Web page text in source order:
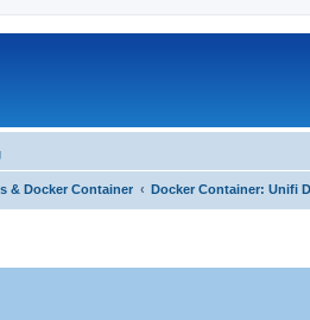
& Docker Container Docker Container: Unifi